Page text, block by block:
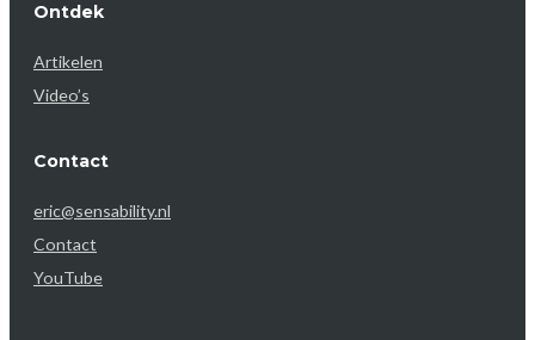
Ontdek
Artikelen
Video’s
Contact
eric@sensability.nl
Contact
YouTube